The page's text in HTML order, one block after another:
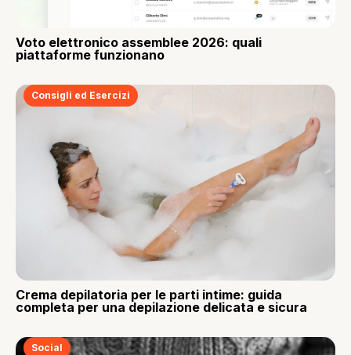
Voto elettronico assemblee 2026: quali
piattaforme funzionano
Consigli ed Esercizi
Crema depilatoria per le parti intime: guida
completa per una depilazione delicata e sicura
Social